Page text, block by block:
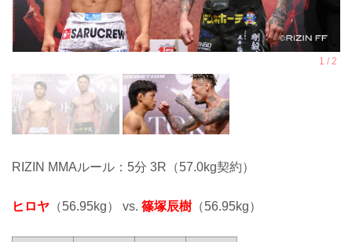
RIZIN MMAルール：5分 3R（57.0kg契約）
ヒロヤ （56.95kg） vs. 篠塚辰樹 （56.95kg）